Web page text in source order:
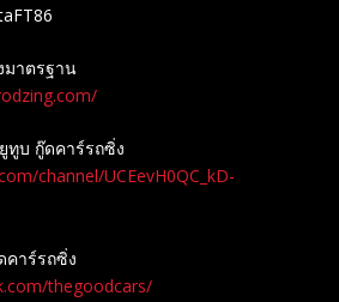
มาตรฐาน
ทูบ​ กู๊ดคาร์รถซิ่ง
channel/UCEevH0QC_kD-
คาร์รถซิ่ง
thegoodcars/